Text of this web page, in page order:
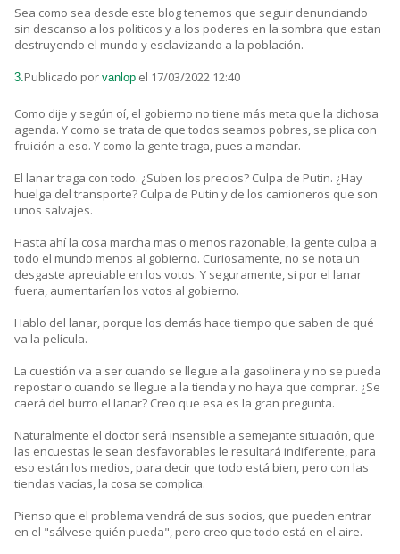
Sea como sea desde este blog tenemos que seguir denunciando
sin descanso a los politicos y a los poderes en la sombra que estan
destruyendo el mundo y esclavizando a la población.
3.Publicado por vanlop el 17/03/2022 12:40
Como dije y según oí, el gobierno no tiene más meta que la dichosa
agenda. Y como se trata de que todos seamos pobres, se plica con
fruición a eso. Y como la gente traga, pues a mandar.
El lanar traga con todo. ¿Suben los precios? Culpa de Putin. ¿Hay
huelga del transporte? Culpa de Putin y de los camioneros que son
unos salvajes.
Hasta ahí la cosa marcha mas o menos razonable, la gente culpa a
todo el mundo menos al gobierno. Curiosamente, no se nota un
desgaste apreciable en los votos. Y seguramente, si por el lanar
fuera, aumentarían los votos al gobierno.
Hablo del lanar, porque los demás hace tiempo que saben de qué
va la película.
La cuestión va a ser cuando se llegue a la gasolinera y no se pueda
repostar o cuando se llegue a la tienda y no haya que comprar. ¿Se
caerá del burro el lanar? Creo que esa es la gran pregunta.
Naturalmente el doctor será insensible a semejante situación, que
las encuestas le sean desfavorables le resultará indiferente, para
eso están los medios, para decir que todo está bien, pero con las
tiendas vacías, la cosa se complica.
Pienso que el problema vendrá de sus socios, que pueden entrar
en el "sálvese quién pueda", pero creo que todo está en el aire.